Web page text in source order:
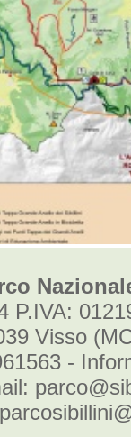
P.IVA:
Visso
-